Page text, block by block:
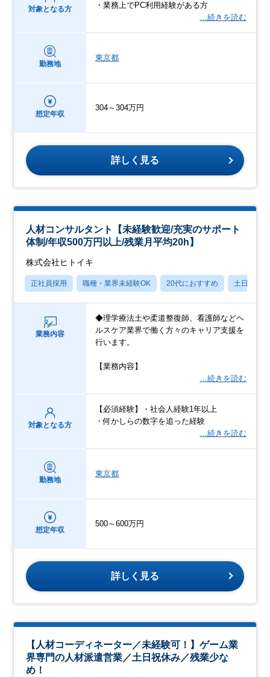
対象となる方
・業務上でPC利用経験がある方
…続きを読む
勤務地
東京都
想定年収
304～304万円
詳しく見る
人材コンサルタント【未経験歓迎/充実のサポート
体制/年収500万円以上/残業月平均20h】
株式会社ヒトイキ
正社員採用 職種・業界未経験OK 20代におすすめ 土日祝休み
業務内容
◆理学療法土や柔道整復師、看護師などヘ
ルスケア業界で働く方々のキャリア支援を
行います。
【業務内容】
…続きを読む
対象となる方
【必須経験】・社会人経験1年以上
・何かしらの数字を追った経験
…続きを読む
勤務地
東京都
想定年収
500～600万円
詳しく見る
【人材コーディネーター／未経験可！】ゲーム業
界専門の人材派遣営業／土日祝休み／残業少な
め！